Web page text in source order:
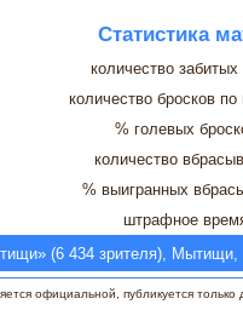
Статистика
количество
количество бросков по
% голевых
количество
% выигранных
штрафное
(6 434 зрителя), Мытищи,
официальной, публикуется только